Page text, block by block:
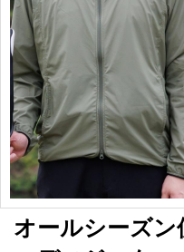
オールシーズン